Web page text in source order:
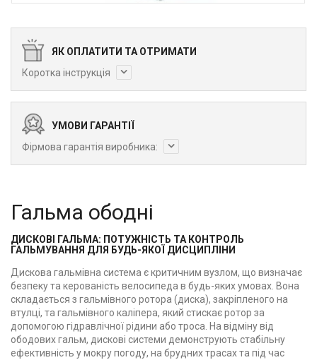
ЯК ОПЛАТИТИ ТА ОТРИМАТИ
Коротка інструкція
УМОВИ ГАРАНТІЇ
Фірмова гарантія виробника:
Гальма ободні
ДИСКОВІ ГАЛЬМА: ПОТУЖНІСТЬ ТА КОНТРОЛЬ
ГАЛЬМУВАННЯ ДЛЯ БУДЬ-ЯКОЇ ДИСЦИПЛІНИ
Дискова гальмівна система є критичним вузлом, що визначає
безпеку та керованість велосипеда в будь-яких умовах. Вона
складається з гальмівного ротора (диска), закріпленого на
втулці, та гальмівного каліпера, який стискає ротор за
допомогою гідравлічної рідини або троса. На відміну від
ободових гальм, дискові системи демонструють стабільну
ефективність у мокру погоду, на брудних трасах та під час